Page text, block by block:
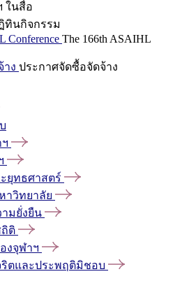
ในสื่อ
ทินกิจกรรม
Conference The 166th ASAIHL
าง ประกาศจัดซื้อจัดจ้าง
ยุทธศาสตร์
วิทยาลัย
มยั่งยืน
ติ
งจุฬาฯ
ริตและประพฤติมิชอบ